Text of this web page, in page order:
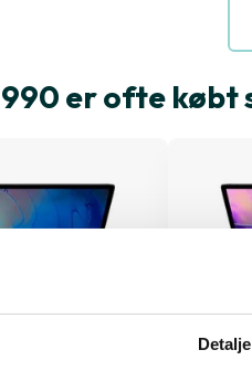
er ofte købt